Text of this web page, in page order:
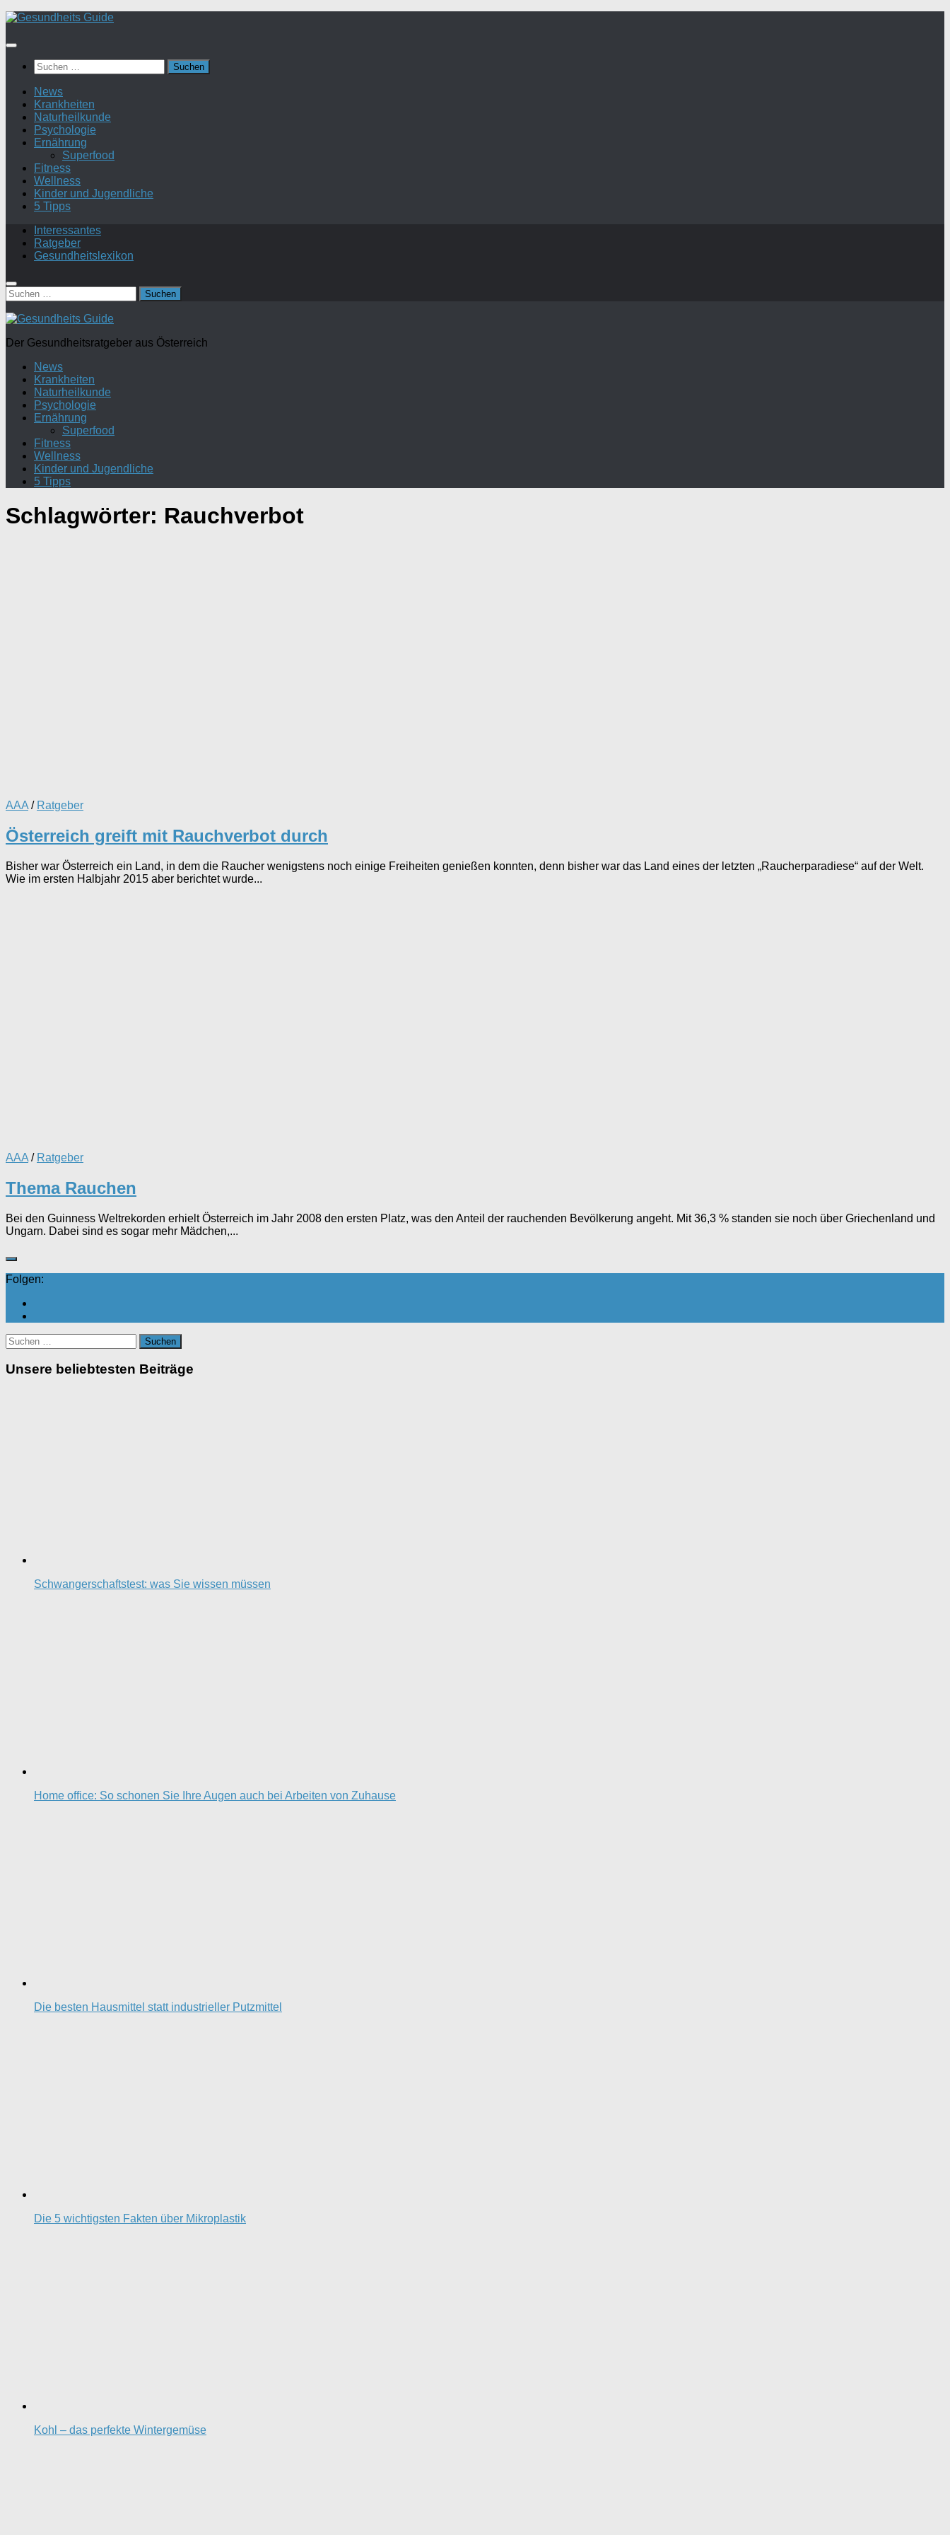
Suchen
nach:
News
Krankheiten
Naturheilkunde
Psychologie
Ernährung
Superfood
Fitness
Wellness
Kinder und Jugendliche
5 Tipps
Interessantes
Ratgeber
Gesundheitslexikon
Suchen
nach:
Der Gesundheitsratgeber aus Österreich
News
Krankheiten
Naturheilkunde
Psychologie
Ernährung
Superfood
Fitness
Wellness
Kinder und Jugendliche
5 Tipps
Schlagwörter: Rauchverbot
AAA / Ratgeber
Österreich greift mit Rauchverbot durch
Bisher war Österreich ein Land, in dem die Raucher wenigstens noch einige Freiheiten genießen konnten, denn bisher war das Land eines der letzten „Raucherparadiese“ auf der Welt.
Wie im ersten Halbjahr 2015 aber berichtet wurde...
AAA / Ratgeber
Thema Rauchen
Bei den Guinness Weltrekorden erhielt Österreich im Jahr 2008 den ersten Platz, was den Anteil der rauchenden Bevölkerung angeht. Mit 36,3 % standen sie noch über Griechenland und
Ungarn. Dabei sind es sogar mehr Mädchen,...
Folgen:
Suchen
nach:
Unsere beliebtesten Beiträge
Schwangerschaftstest: was Sie wissen müssen
Home office: So schonen Sie Ihre Augen auch bei Arbeiten von Zuhause
Die besten Hausmittel statt industrieller Putzmittel
Die 5 wichtigsten Fakten über Mikroplastik
Kohl – das perfekte Wintergemüse